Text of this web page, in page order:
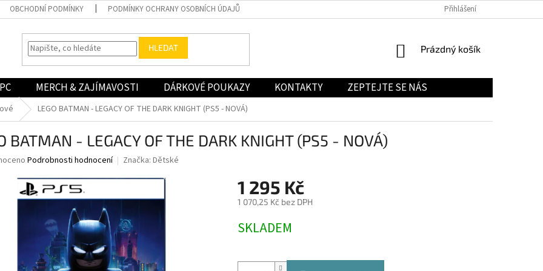
OBCHODNÍ PODMÍNKY PODMÍNKY OCHRANY OSOBNÍCH ÚDAJŮ Přihlášení
HLEDAT
NÁKUPNÍ
Prázdný košík
PC MERCH & ZAJÍMAVOSTI DÁRKOVÉ POUKAZY KONTAKTY ZEPTEJTE SE NÁS
LEGO BATMAN - LEGACY OF THE DARK KNIGHT (PS5 - NOVÁ)
BATMAN - LEGACY OF THE DARK KNIGHT (PS5 - NOVÁ)
Podrobnosti hodnocení Značka: Dětské
1 295 Kč
1 070,25 Kč bez DPH
cena:
SKLADEM